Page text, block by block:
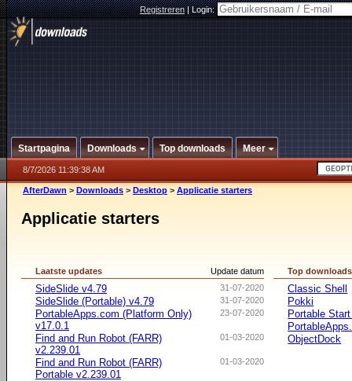
Registreren|Login:
Startpagina Downloads Top downloads Meer
8/7/2026 11:39:38 AM
AfterDawn > Downloads > Desktop > Applicatie starters
Applicatie starters
Update datum
Laatste updates
31-07-2020
SideSlide v4.79
31-07-2020
SideSlide (Portable) v4.79
23-07-2020
PortableApps.com (Platform Only)
v17.0.1
01-03-2020
Find and Run Robot (FARR)
v2.239.01
01-03-2020
Find and Run Robot (FARR)
Portable v2.239.01
Top downloads
Classic Shell
Pokki
Portable
ObjectDock